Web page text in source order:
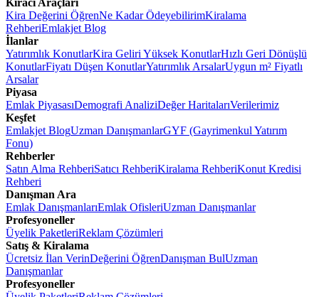
Kiracı Araçları
Kira Değerini ÖğrenNe Kadar ÖdeyebilirimKiralama
RehberiEmlakjet Blog
İlanlar
Yatırımlık KonutlarKira Geliri Yüksek KonutlarHızlı Geri Dönüşlü
KonutlarFiyatı Düşen KonutlarYatırımlık ArsalarUygun m² Fiyatlı
Arsalar
Piyasa
Emlak PiyasasıDemografi AnaliziDeğer HaritalarıVerilerimiz
Keşfet
Emlakjet BlogUzman DanışmanlarGYF (Gayrimenkul Yatırım
Fonu)
Rehberler
Satın Alma RehberiSatıcı RehberiKiralama RehberiKonut Kredisi
Rehberi
Danışman Ara
Emlak DanışmanlarıEmlak OfisleriUzman Danışmanlar
Profesyoneller
Üyelik PaketleriReklam Çözümleri
Satış & Kiralama
Ücretsiz İlan VerinDeğerini ÖğrenDanışman BulUzman
Danışmanlar
Profesyoneller